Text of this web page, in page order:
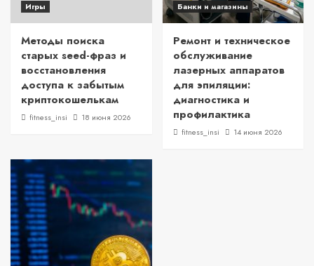
Игры
Методы поиска
старых seed-фраз и
восстановления
доступа к забытым
криптокошелькам
fitness_insi 18 июня 2026
Банки и магазины
Ремонт и техническое
обслуживание
лазерных аппаратов
для эпиляции:
диагностика и
профилактика
fitness_insi 14 июня 2026